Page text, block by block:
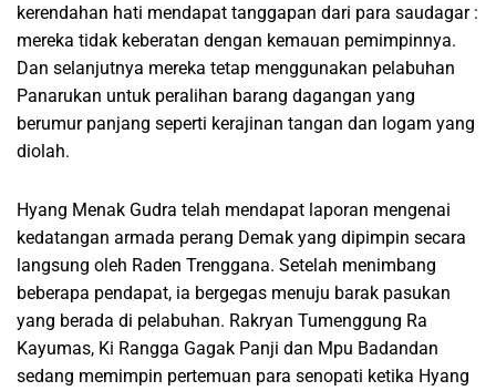
kerendahan hati mendapat tanggapan dari para saudagar :
mereka tidak keberatan dengan kemauan pemimpinnya.
Dan selanjutnya mereka tetap menggunakan pelabuhan
Panarukan untuk peralihan barang dagangan yang
berumur panjang seperti kerajinan tangan dan logam yang
diolah.
Hyang Menak Gudra telah mendapat laporan mengenai
kedatangan armada perang Demak yang dipimpin secara
langsung oleh Raden Trenggana. Setelah menimbang
beberapa pendapat, ia bergegas menuju barak pasukan
yang berada di pelabuhan. Rakryan Tumenggung Ra
Kayumas, Ki Rangga Gagak Panji dan Mpu Badandan
sedang memimpin pertemuan para senopati ketika Hyang